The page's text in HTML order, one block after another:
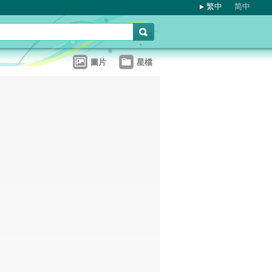
繁中 简中
圖片 星檔